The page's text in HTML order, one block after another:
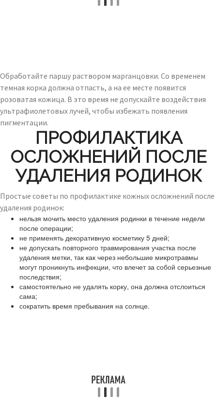
Обработайте паршу раствором марганцовки. Со временем
темная корка должна отпасть, а на ее месте появится
розоватая кожица. В это время не допускайте воздействия
ультрафиолетовых лучей, чтобы избежать появления
пигментации.
ПРОФИЛАКТИКА
ОСЛОЖНЕНИЙ ПОСЛЕ
УДАЛЕНИЯ РОДИНОК
Простые советы по профилактике кожных осложнений после
удаления родинок:
нельзя мочить место удаления родинки в течение недели
после операции;
не применять декоративную косметику 5 дней;
не допускать повторного травмирования участка после
удаления метки, так как через небольшие микротравмы
могут проникнуть инфекции, что влечет за собой серьезные
последствия;
самостоятельно не удалять корку, она должна отслоиться
сама;
сократить время пребывания на солнце.